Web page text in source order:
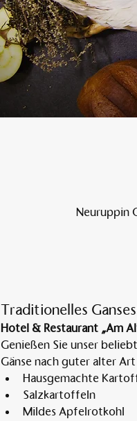
Neuruppin
Traditionelles
Hotel & Restaurant „Am
Genießen Sie unser
Gänse nach guter alter
Hausgemachte
Salzkartoffeln
Mildes Apfelrotkohl